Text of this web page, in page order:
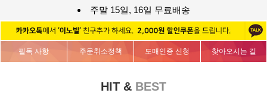
주말 15일, 16일 무료배송
필독 사항 주문취소정책 도매인증 신청 찾아오시는 길
HIT & BEST